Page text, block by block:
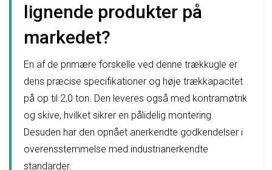
lignende produkter på
markedet?
En af de primære forskelle ved denne trækkugle er
dens præcise specifikationer og høje trækkapacitet
på op til 2,0 ton. Den leveres også med kontramøtrik
og skive, hvilket sikrer en pålidelig montering.
Desuden har den opnået anerkendte godkendelser i
overensstemmelse med industrianerkendte
standarder.